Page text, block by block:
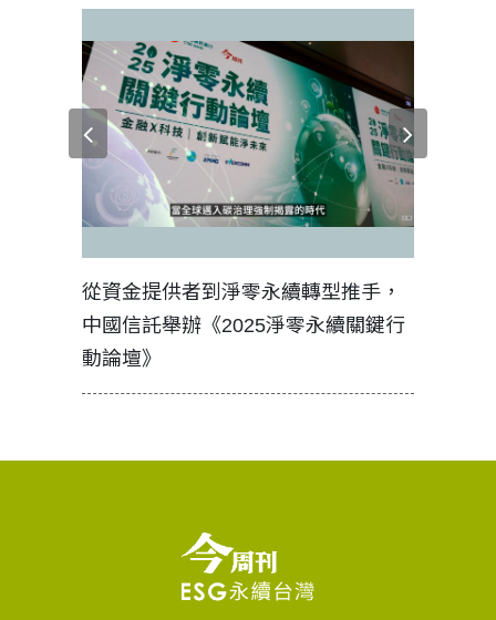
從資金提供者到淨零永續轉型推手，
中國信託舉辦《2025淨零永續關鍵行
動論壇》